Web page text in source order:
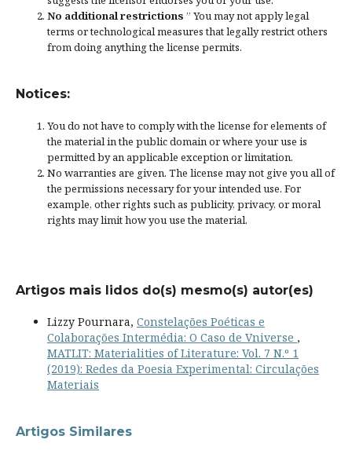
No additional restrictions ” You may not apply legal
terms ortechnological measuresthat legally restrict others
from doing anything the license permits.
Notices:
You do not have to comply with the license for elements of
the material in the public domain or where your use is
permitted by an applicable exception or limitation.
No warranties are given. The license may not give you all of
the permissions necessary for your intended use. For
example, other rights such as publicity, privacy, or moral
rights may limit how you use the material.
Artigos mais lidos do(s) mesmo(s) autor(es)
Lizzy Pournara, Constelações Poéticas e
Colaborações Intermédia: O Caso de Vniverse ,
MATLIT: Materialities of Literature: Vol. 7 N.º 1
(2019): Redes da Poesia Experimental: Circulações
Materiais
Artigos Similares